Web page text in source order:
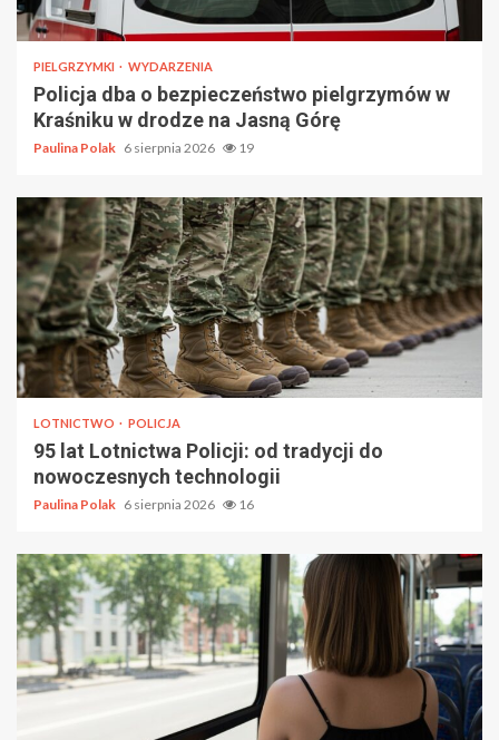
PIELGRZYMKI WYDARZENIA
Policja dba o bezpieczeństwo pielgrzymów w
Kraśniku w drodze na Jasną Górę
Paulina Polak 6 sierpnia 2026 19
LOTNICTWO POLICJA
95 lat Lotnictwa Policji: od tradycji do
nowoczesnych technologii
Paulina Polak 6 sierpnia 2026 16